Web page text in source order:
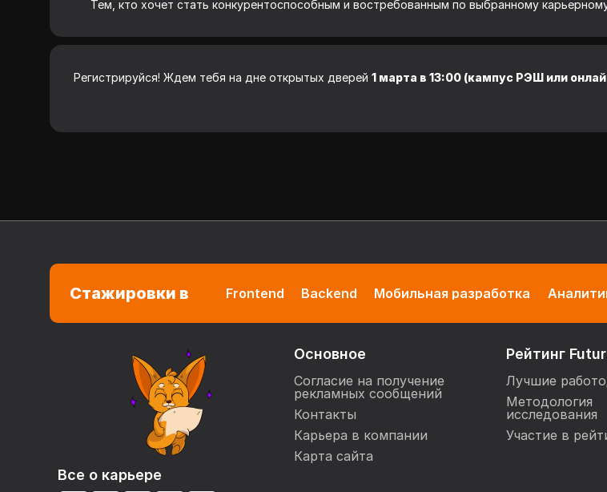
Тем, кто хочет стать конкурентоспособным и востребованным по выбранному
Регистрируйся! Ждем тебя на дне открытых дверей 1 марта в 13:00 (кампус РЭШ или
Стажировки в Frontend Backend Мобильная разработка
Все о карьере
Основное
Согласие на получение
рекламных сообщений
Контакты
Карьера в компании
Карта сайта
Рейтинг
Лучшие
Методология
исследования
Участие в